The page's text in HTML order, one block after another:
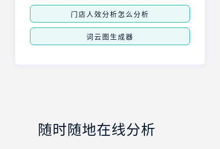
门店人效分析怎么分析
词云图生成器
随时随地在线分析